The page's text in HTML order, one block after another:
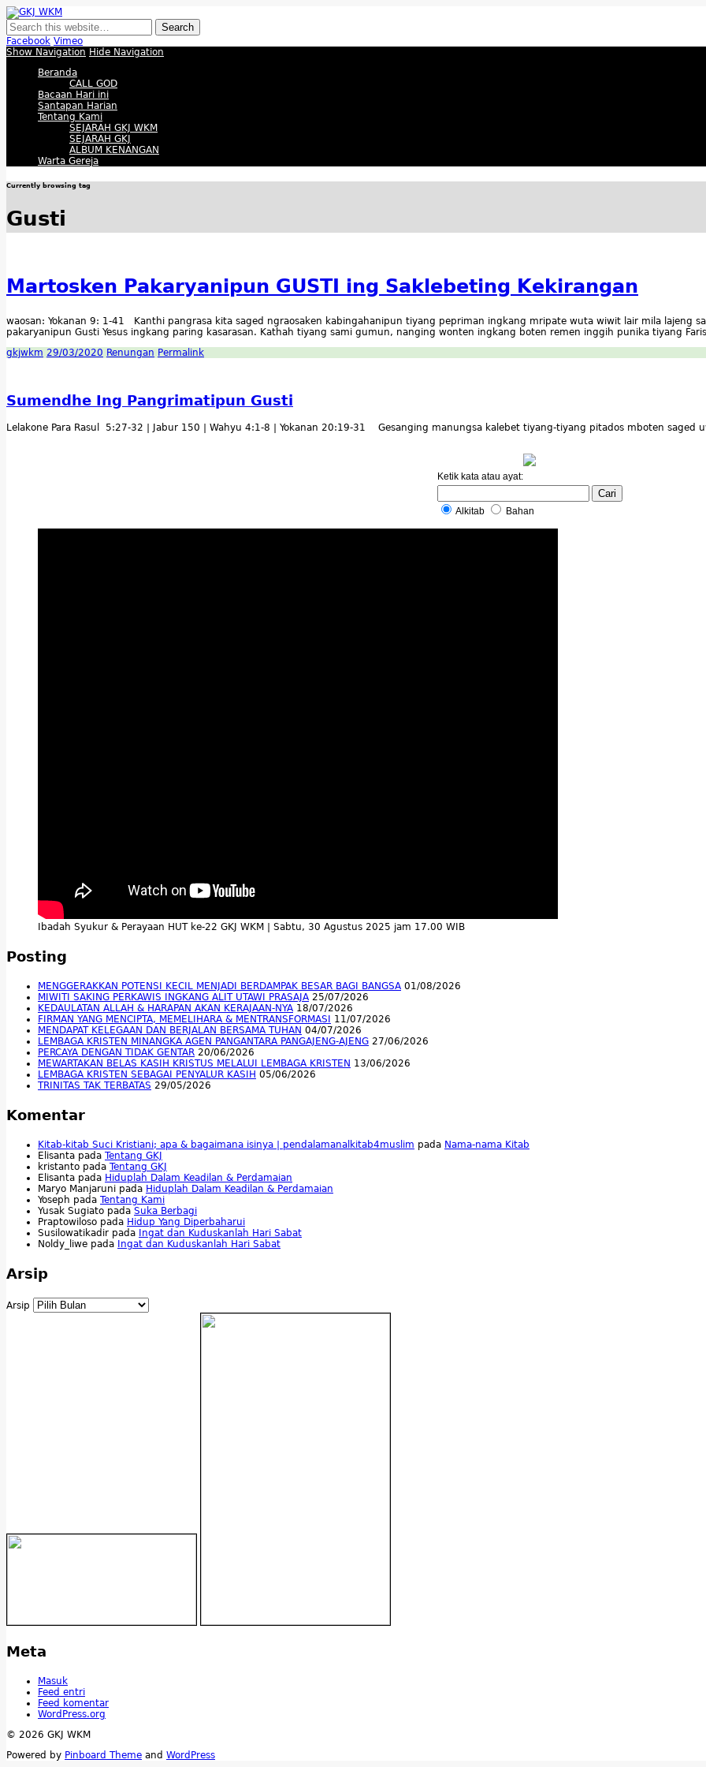
Membangun Gereja Kokoh melalui Pelayanan Holistik, Teknologi, dan Budaya Apresiatif
Facebook Vimeo
Show Navigation Hide Navigation
Beranda
CALL GOD
Bacaan Hari ini
Santapan Harian
Tentang Kami
SEJARAH GKJ WKM
SEJARAH GKJ
ALBUM KENANGAN
Warta Gereja
Currently browsing tag
Gusti
Martosken Pakaryanipun GUSTI ing Saklebeting Kekirangan
waosan: Yokanan 9: 1-41 Kanthi pangrasa kita saged ngraosaken kabingahanipun tiyang pepriman ingkang mripate wuta wiwit lair mila lajeng
pakaryanipun Gusti Yesus ingkang paring kasarasan. Kathah tiyang sami gumun, nanging wonten ingkang boten remen inggih punika tiyang
gkjwkm 29/03/2020 Renungan Permalink
Sumendhe Ing Pangrimatipun Gusti
Lelakone Para Rasul 5:27-32 | Jabur 150 | Wahyu 4:1-8 | Yokanan 20:19-31 Gesanging manungsa kalebet tiyang-tiyang pitados mboten saged
Ketik kata atau ayat:
Alkitab Bahan
Ibadah Syukur & Perayaan HUT ke-22 GKJ WKM | Sabtu, 30 Agustus 2025 jam 17.00 WIB
Posting
MENGGERAKKAN POTENSI KECIL MENJADI BERDAMPAK BESAR BAGI BANGSA 01/08/2026
MIWITI SAKING PERKAWIS INGKANG ALIT UTAWI PRASAJA 25/07/2026
KEDAULATAN ALLAH & HARAPAN AKAN KERAJAAN-NYA 18/07/2026
FIRMAN YANG MENCIPTA, MEMELIHARA & MENTRANSFORMASI 11/07/2026
MENDAPAT KELEGAAN DAN BERJALAN BERSAMA TUHAN 04/07/2026
LEMBAGA KRISTEN MINANGKA AGEN PANGANTARA PANGAJENG-AJENG 27/06/2026
PERCAYA DENGAN TIDAK GENTAR 20/06/2026
MEWARTAKAN BELAS KASIH KRISTUS MELALUI LEMBAGA KRISTEN 13/06/2026
LEMBAGA KRISTEN SEBAGAI PENYALUR KASIH 05/06/2026
TRINITAS TAK TERBATAS 29/05/2026
Komentar
Kitab-kitab Suci Kristiani; apa & bagaimana isinya | pendalamanalkitab4muslim pada Nama-nama Kitab
Elisanta pada Tentang GKJ
kristanto pada Tentang GKJ
Elisanta pada Hiduplah Dalam Keadilan & Perdamaian
Maryo Manjaruni pada Hiduplah Dalam Keadilan & Perdamaian
Yoseph pada Tentang Kami
Yusak Sugiato pada Suka Berbagi
Praptowiloso pada Hidup Yang Diperbaharui
Susilowatikadir pada Ingat dan Kuduskanlah Hari Sabat
Noldy_liwe pada Ingat dan Kuduskanlah Hari Sabat
Arsip
Arsip
Meta
Masuk
Feed entri
Feed komentar
WordPress.org
© 2026 GKJ WKM
Powered by Pinboard Theme and WordPress